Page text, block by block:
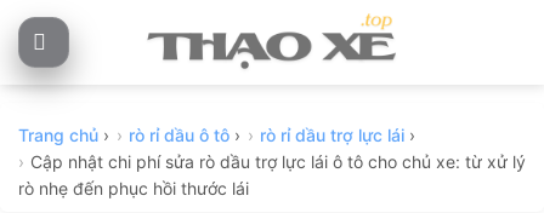
Skip
to
Trang chủ › rò rỉ dầu ô tô › rò rỉ dầu trợ lực lái ›
Cập nhật chi phí sửa rò dầu trợ lực lái ô tô cho chủ xe: từ xử lý
rò nhẹ đến phục hồi thước lái